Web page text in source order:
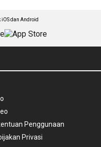
dan Android
Penggunaan
Privasi